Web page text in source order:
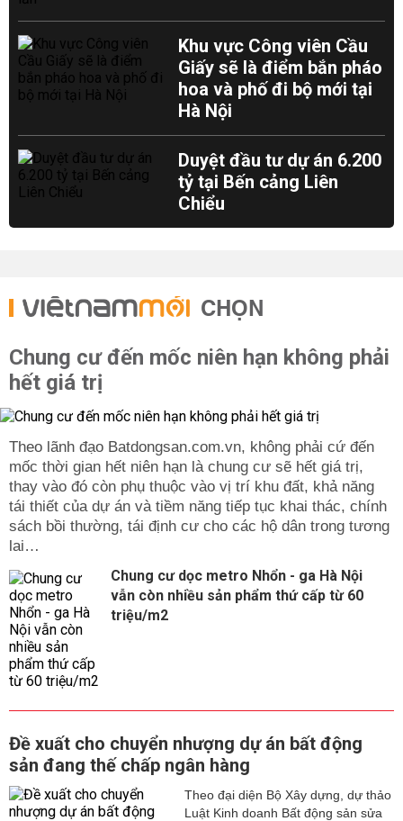
Khu vực Công viên Cầu
Giấy sẽ là điểm bắn pháo
hoa và phố đi bộ mới tại
Hà Nội
Duyệt đầu tư dự án 6.200
tỷ tại Bến cảng Liên
Chiểu
CHỌN
Chung cư đến mốc niên hạn không phải
hết giá trị
Theo lãnh đạo Batdongsan.com.vn, không phải cứ đến
mốc thời gian hết niên hạn là chung cư sẽ hết giá trị,
thay vào đó còn phụ thuộc vào vị trí khu đất, khả năng
tái thiết của dự án và tiềm năng tiếp tục khai thác, chính
sách bồi thường, tái định cư cho các hộ dân trong tương
lai…
Chung cư dọc metro Nhổn - ga Hà Nội
vẫn còn nhiều sản phẩm thứ cấp từ 60
triệu/m2
Đề xuất cho chuyển nhượng dự án bất động
sản đang thế chấp ngân hàng
Theo đại diện Bộ Xây dựng, dự thảo
Luật Kinh doanh Bất động sản sửa